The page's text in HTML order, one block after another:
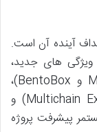
آینده آن است.
های جدید،
بهبود محصولات موجود (مانند Miso، Kashi و BentoBox)،
گسترش به بلاک چین های دیگر (Multichain Expansion) و
پیشرفت پروژه